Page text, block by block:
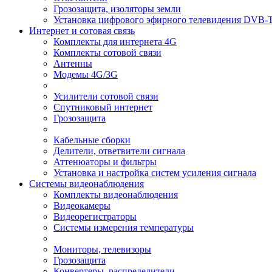
Грозозащита, изоляторы земли
Установка цифрового эфирного телевидения DVB-
Интернет и сотовая связь
Комплекты для интернета 4G
Комплекты сотовой связи
Антенны
Модемы 4G/3G
Усилители сотовой связи
Спутниковый интернет
Грозозащита
Кабельные сборки
Делители, ответвители сигнала
Аттенюаторы и фильтры
Установка и настройка систем усиления сигнала
Системы видеонаблюдения
Комплекты видеонаблюдения
Видеокамеры
Видеорегистраторы
Системы измерения температуры
Мониторы, телевизоры
Грозозащита